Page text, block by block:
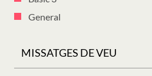
General
MISSATGES DE VEU